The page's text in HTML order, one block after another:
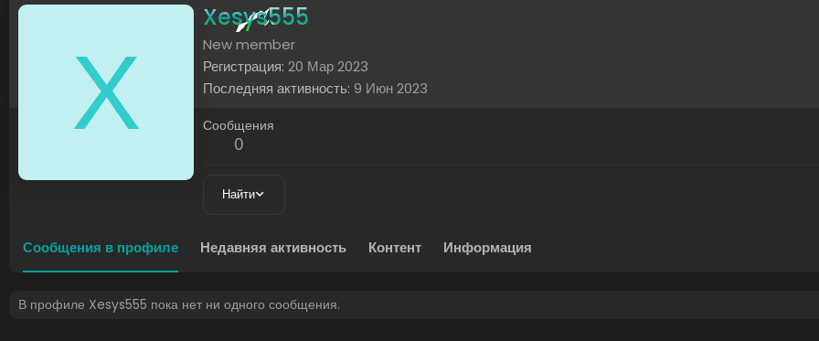
X
Xesys555
New member
Регистрация 20 Мар 2023
Последняя активность 9 Июн 2023
Сообщения
0
Найти
Сообщения в профиле Недавняя активность Контент Информация
В профиле Xesys555 пока нет ни одного сообщения.